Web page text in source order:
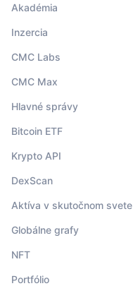
Akadémia
Inzercia
CMC Labs
CMC Max
Hlavné správy
Bitcoin ETF
Krypto API
DexScan
Aktíva v skutočnom svete
Globálne grafy
NFT
Portfólio